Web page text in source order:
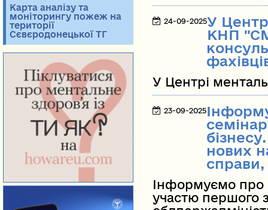
Карта аналізу та
моніторингу пожеж на
території
Сєвєродонецької ТГ
24-09-2025У
КНП
У Центрі
23-09-2025
нових
справи,
Інформуємо про
участю першого